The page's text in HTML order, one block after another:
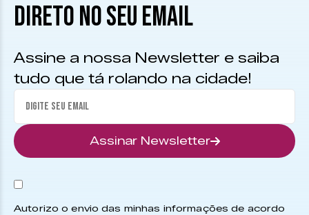
DIRETO NO SEU EMAIL
Assine a nossa Newsletter e saiba
tudo que tá rolando na cidade!
Assinar Newsletter
Autorizo o envio das minhas informações de acordo